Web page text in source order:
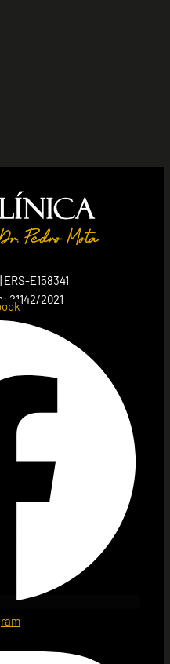
E158341
21142/2021